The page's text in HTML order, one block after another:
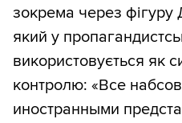
зокрема через
який у
використовується як
контролю: «Все
иностранными